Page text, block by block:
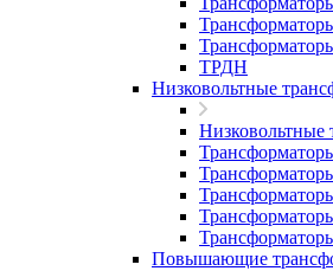
ТРДН
Низковольтные
Низковольтные
Повышающие